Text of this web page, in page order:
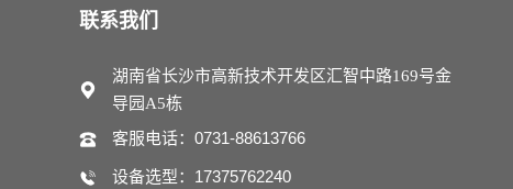
联系我们
湖南省长沙市高新技术开发区汇智中路169号金
导园A5栋
客服电话：0731-88613766
设备选型：17375762240